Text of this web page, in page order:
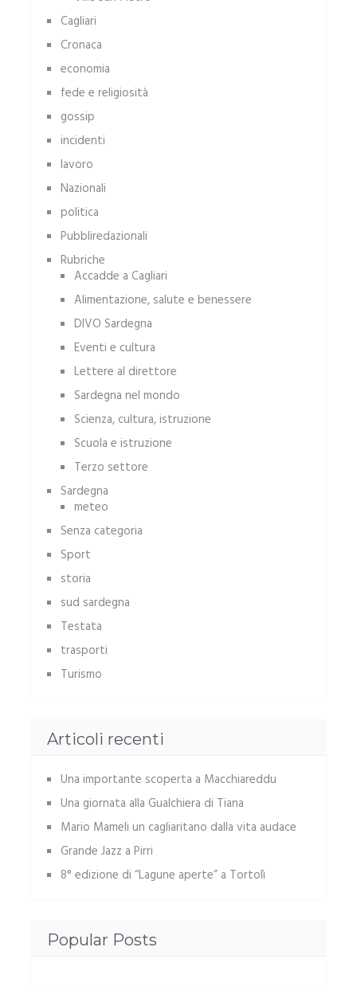
Cagliari
Cronaca
economia
fede e religiosità
gossip
incidenti
lavoro
Nazionali
politica
Pubbliredazionali
Rubriche
Accadde a Cagliari
Alimentazione, salute e benessere
DIVO Sardegna
Eventi e cultura
Lettere al direttore
Sardegna nel mondo
Scienza, cultura, istruzione
Scuola e istruzione
Terzo settore
Sardegna
meteo
Senza categoria
Sport
storia
sud sardegna
Testata
trasporti
Turismo
Articoli recenti
Una importante scoperta a Macchiareddu
Una giornata alla Gualchiera di Tiana
Mario Mameli un cagliaritano dalla vita audace
Grande Jazz a Pirri
8° edizione di “Lagune aperte” a Tortolì
Popular Posts